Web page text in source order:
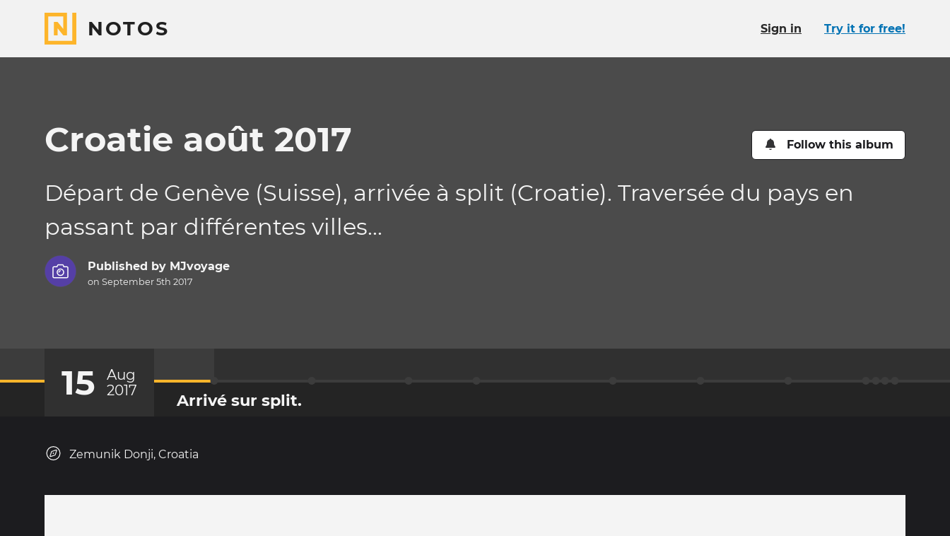
NOTOS Sign in Try it for free!
Croatie août 2017 Follow this album
Départ de Genève (Suisse), arrivée à split (Croatie). Traversée du pays en
passant par différentes villes...
Published by MJvoyage
on September 5th 2017
15
Aug
2017
Arrivé sur split.
Zemunik Donji, Croatia